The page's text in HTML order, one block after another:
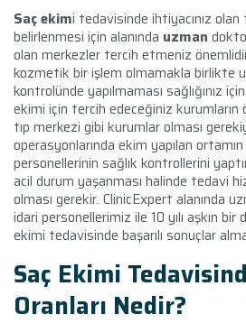
Saç ekimi tedavisinde ihtiyacınız
belirlenmesi için alanında uzman
olan merkezler tercih etmeniz
kozmetik bir işlem olmamakla birlikte
kontrolünde yapılmaması sağlığınız
ekimi için tercih edeceğiniz
tıp merkezi gibi kurumlar olması
operasyonlarında ekim yapılan ortamın
personellerinin sağlık kontrollerini
acil durum yaşanması halinde tedavi
olması gerekir. ClinicExpert alanında
idari personellerimiz ile 10 yılı aşkın
ekimi tedavisinde başarılı sonuçlar
Saç Ekimi
Oranları Nedir?